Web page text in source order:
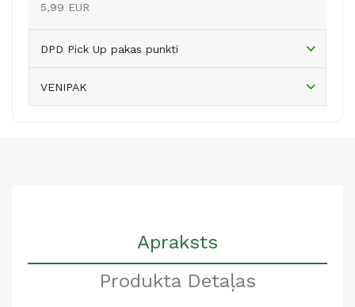
5,99 EUR
DPD Pick Up pakas punkti
VENIPAK
Apraksts
Produkta Detaļas